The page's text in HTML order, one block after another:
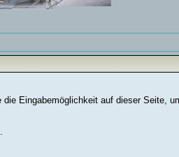
Eingabemöglichkeit auf dieser Seite,